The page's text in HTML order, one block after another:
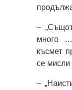
–
много
късмет
се мисли
–